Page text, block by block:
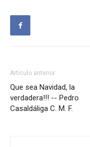
Artículo anterior
Que sea Navidad, la
verdadera!!! -- Pedro
Casaldáliga C. M. F.